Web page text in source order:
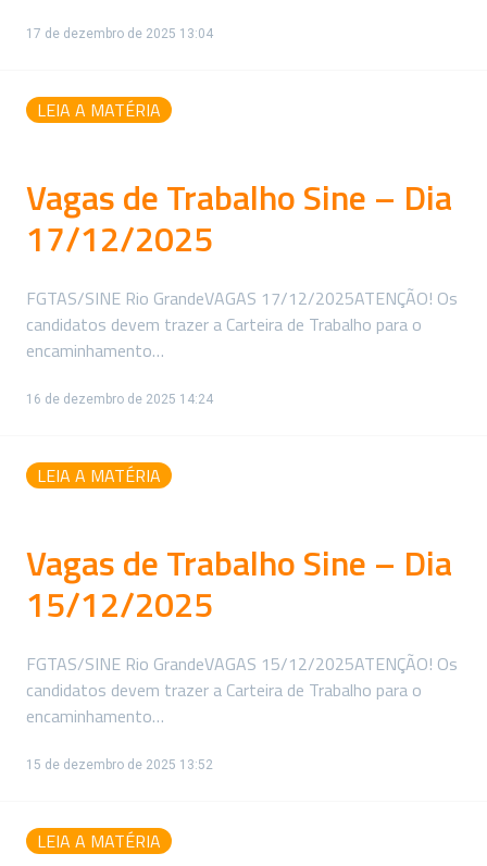
17 de dezembro de 2025 13:04
LEIA A MATÉRIA
Vagas de Trabalho Sine – Dia
17/12/2025
FGTAS/SINE Rio GrandeVAGAS 17/12/2025ATENÇÃO! Os
candidatos devem trazer a Carteira de Trabalho para o
encaminhamento…
16 de dezembro de 2025 14:24
LEIA A MATÉRIA
Vagas de Trabalho Sine – Dia
15/12/2025
FGTAS/SINE Rio GrandeVAGAS 15/12/2025ATENÇÃO! Os
candidatos devem trazer a Carteira de Trabalho para o
encaminhamento…
15 de dezembro de 2025 13:52
LEIA A MATÉRIA